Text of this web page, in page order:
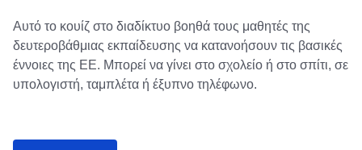
Αυτό το κουίζ στο διαδίκτυο βοηθά τους μαθητές της
δευτεροβάθμιας εκπαίδευσης να κατανοήσουν τις βασικές
έννοιες της ΕΕ. Μπορεί να γίνει στο σχολείο ή στο σπίτι, σε
υπολογιστή, ταμπλέτα ή έξυπνο τηλέφωνο.